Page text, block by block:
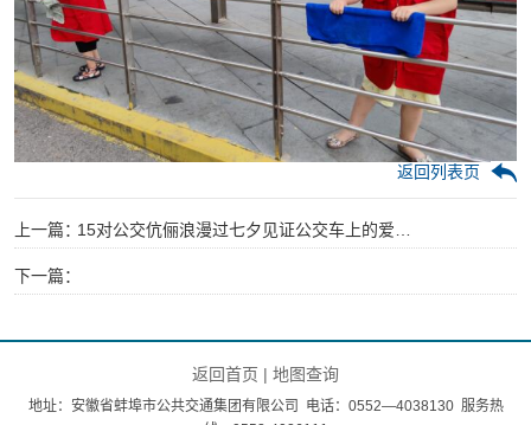
上一篇：
下一篇：
返回列表页
返回首页 | 地图查询
地址：安徽省蚌埠市公共交通集团有限公司 电话：0552—4038130 服务热